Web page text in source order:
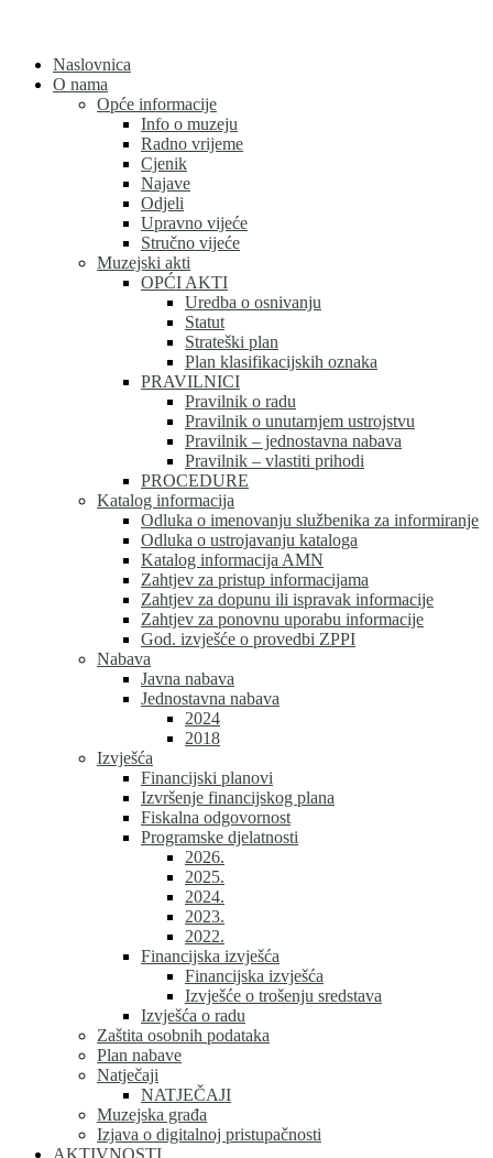
contentNaslovnica
O nama
Opće informacije
Info o muzeju
Radno vrijeme
Cjenik
Najave
Odjeli
Upravno vijeće
Stručno vijeće
Muzejski akti
OPĆI AKTI
Uredba o osnivanju
Statut
Strateški plan
Plan klasifikacijskih oznaka
PRAVILNICI
Pravilnik o radu
Pravilnik o unutarnjem ustrojstvu
Pravilnik – jednostavna nabava
Pravilnik – vlastiti prihodi
PROCEDURE
Katalog informacija
Odluka o imenovanju službenika za informiranje
Odluka o ustrojavanju kataloga
Katalog informacija AMN
Zahtjev za pristup informacijama
Zahtjev za dopunu ili ispravak informacije
Zahtjev za ponovnu uporabu informacije
God. izvješće o provedbi ZPPI
Nabava
Javna nabava
Jednostavna nabava
2024
2018
Izvješća
Financijski planovi
Izvršenje financijskog plana
Fiskalna odgovornost
Programske djelatnosti
2026.
2025.
2024.
2023.
2022.
Financijska izvješća
Financijska izvješća
Izvješće o trošenju sredstava
Izvješća o radu
Zaštita osobnih podataka
Plan nabave
Natječaji
NATJEČAJI
Muzejska građa
Izjava o digitalnoj pristupačnosti
AKTIVNOSTI